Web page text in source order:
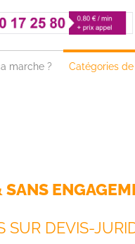
marche ? Catégories
SANS
SUR DEVIS-